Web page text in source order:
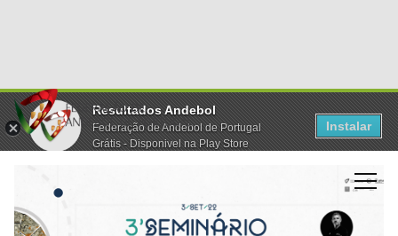
Resultados Andebol
Federação de Andebol de Portugal
Grátis - Disponivel na Play Store
Instalar